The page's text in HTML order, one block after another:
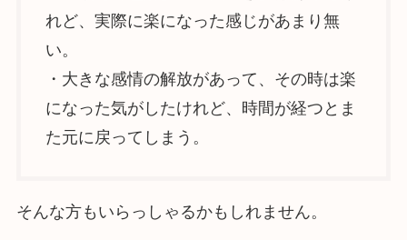
れど、実際に楽になった感じがあまり無
い。
・大きな感情の解放があって、その時は楽
になった気がしたけれど、時間が経つとま
た元に戻ってしまう。
そんな方もいらっしゃるかもしれません。